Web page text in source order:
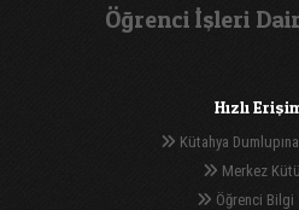
Öğrenci İşleri
Hızlı
Kütahya
Merkez
Öğrenci Bilgi